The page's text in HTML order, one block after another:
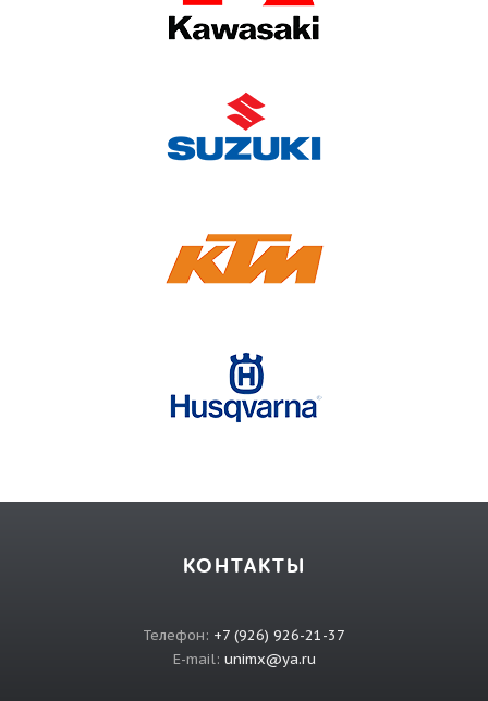
КОНТАКТЫ
Телефон: +7 (926) 926-21-37
E-mail: unimx@ya.ru